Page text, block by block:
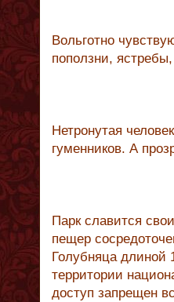
Вольготно
поползни,
Нетронутая
гуменников. А
Парк славится
пещер
Голубняца длиной
территории
доступ запрещен